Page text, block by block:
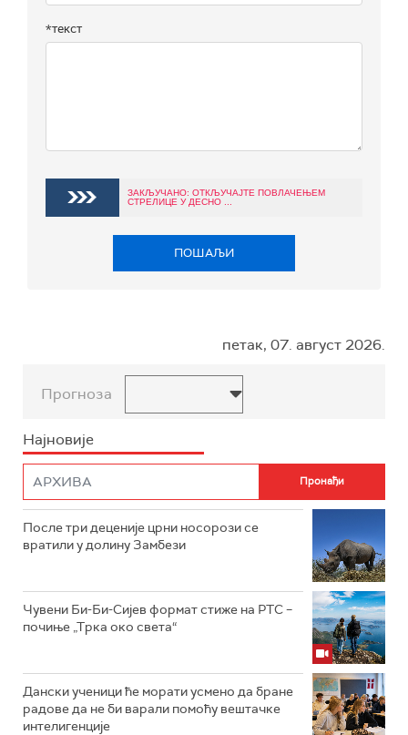
*текст
ЗАКЉУЧАНО: ОТКЉУЧАЈТЕ ПОВЛАЧЕЊЕМ
СТРЕЛИЦЕ У ДЕСНО ...
ПОШАЉИ
петак, 07. август 2026.
Прогноза
Најновије
После три деценије црни носорози се
вратили у долину Замбези
Чувени Би-Би-Сијев формат стиже на РТС –
почиње „Трка око света“
Дански ученици ће морати усмено да бране
радове да не би варали помоћу вештачке
интелигенције